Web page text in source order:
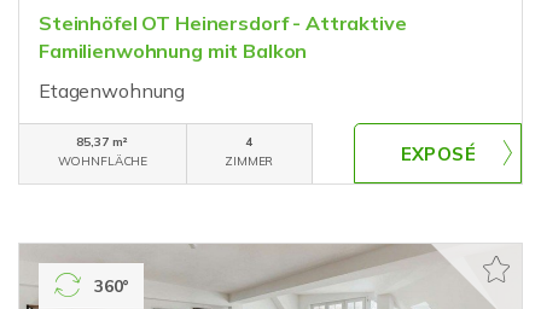
Steinhöfel OT Heinersdorf - Attraktive
Familienwohnung mit Balkon
Etagenwohnung
85,37 m²
WOHNFLÄCHE
4
ZIMMER
360°